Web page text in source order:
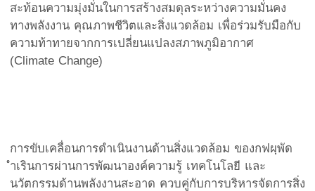
สะท้อนความมุ่งมั่นในการสร้างสมดุลระหว่างความมั่นคง
ทางพลังงาน คุณภาพชีวิตและสิ่งแวดล้อม เพื่อร่วมรับมือกับ
ความท้าทายจากการเปลี่ยนแปลงสภาพภูมิอากาศ
(Climate Change)
การขับเคลื่อนการดำเนินงานด้านสิ่งแวดล้อม ของกฟผฺพัด
ำเรินการผ่านการพัฒนาองค์ความรู้ เทคโนโลยี และ
นวัตกรรมด้านพลังงานสะอาด ควบคู่กับการบริหารจัดการสิ่ง